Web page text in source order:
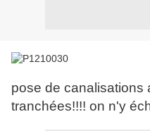
pose de canalisations
tranchées!!!! on n'y